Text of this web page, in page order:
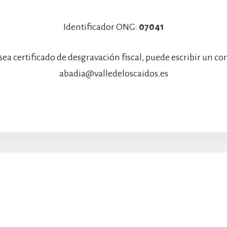
Identificador ONG: 07041
certificado de desgravación fiscal, puede escribir un
abadia@valledeloscaidos.es